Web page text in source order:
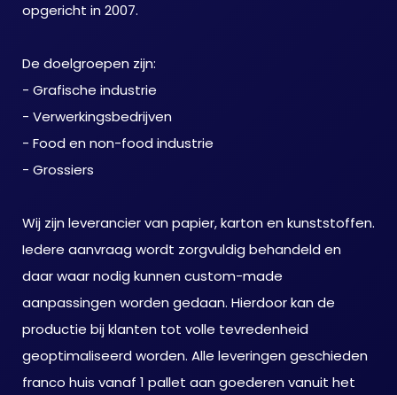
opgericht in 2007.
De doelgroepen zijn:
- Grafische industrie
- Verwerkingsbedrijven
- Food en non-food industrie
- Grossiers
Wij zijn leverancier van papier, karton en kunststoffen.
Iedere aanvraag wordt zorgvuldig behandeld en
daar waar nodig kunnen custom-made
aanpassingen worden gedaan. Hierdoor kan de
productie bij klanten tot volle tevredenheid
geoptimaliseerd worden. Alle leveringen geschieden
franco huis vanaf 1 pallet aan goederen vanuit het